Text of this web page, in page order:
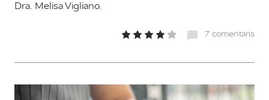
Dra. Melisa Vigliano.
7 comentaris